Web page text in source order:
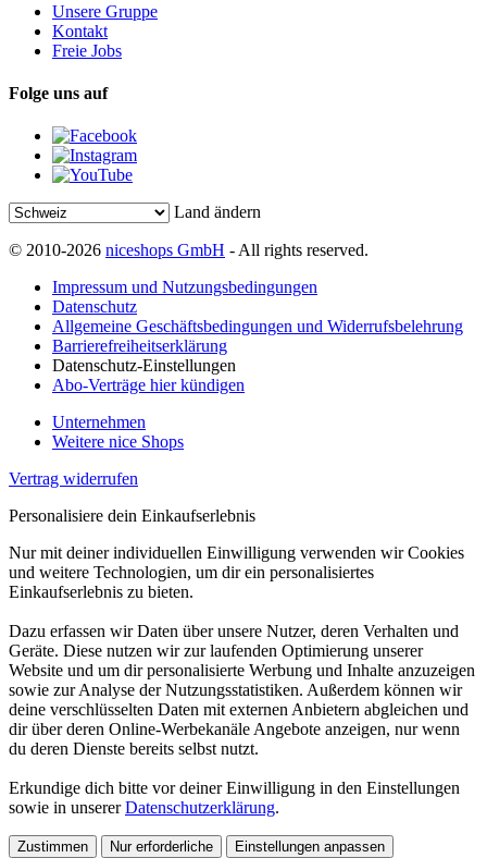
Unsere Gruppe
Kontakt
Freie Jobs
Folge uns auf
Land ändern
© 2010-2026 niceshops GmbH - All rights reserved.
Impressum und Nutzungsbedingungen
Datenschutz
Allgemeine Geschäftsbedingungen und Widerrufsbelehrung
Barrierefreiheitserklärung
Datenschutz-Einstellungen
Abo-Verträge hier kündigen
Unternehmen
Weitere nice Shops
Vertrag widerrufen
Personalisiere dein Einkaufserlebnis
Nur mit deiner individuellen Einwilligung verwenden wir Cookies
und weitere Technologien, um dir ein personalisiertes
Einkaufserlebnis zu bieten.
Dazu erfassen wir Daten über unsere Nutzer, deren Verhalten und
Geräte. Diese nutzen wir zur laufenden Optimierung unserer
Website und um dir personalisierte Werbung und Inhalte anzuzeigen
sowie zur Analyse der Nutzungsstatistiken. Außerdem können wir
deine verschlüsselten Daten mit externen Anbietern abgleichen und
dir über deren Online-Werbekanäle Angebote anzeigen, nur wenn
du deren Dienste bereits selbst nutzt.
Erkundige dich bitte vor deiner Einwilligung in den Einstellungen
sowie in unsererDatenschutzerklärung.
Zustimmen Nur erforderliche Einstellungen anpassen